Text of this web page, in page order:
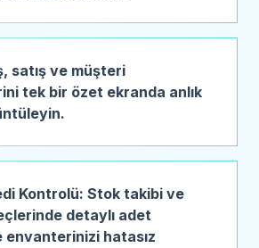
satış ve müşteri
tek bir özet ekranda anlık
Kontrolü: Stok takibi ve
detaylı adet
envanterinizi hatasız